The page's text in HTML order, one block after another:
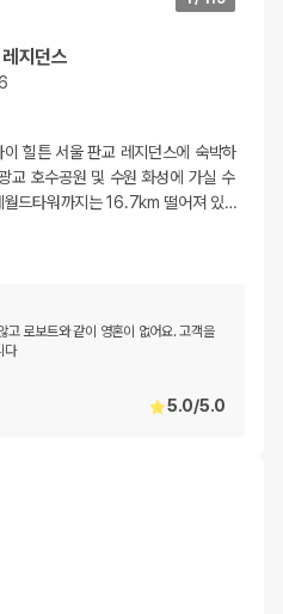
지던스
힐튼 서울 판교 레지던스에 숙박하
교 호수공원 및 수원 화성에 가실 수
드타워까지는 16.7km 떨어져 있…
고 로보트와 같이 영혼이 없어요. 고객을
다
5.0/5.0